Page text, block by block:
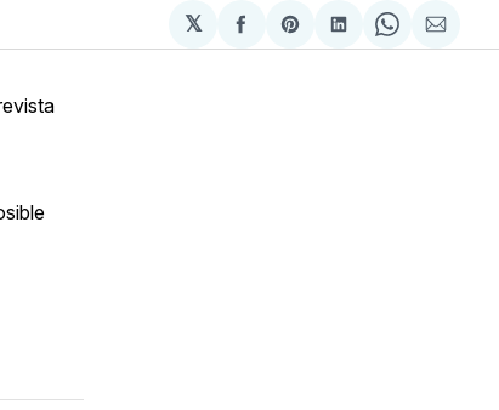
𝕏
Compartir
en
Share
on
Compartir
en
Share
on
via